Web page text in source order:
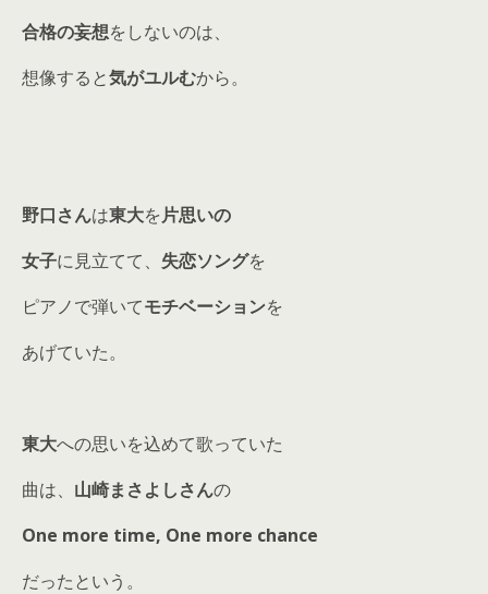
合格の妄想をしないのは、
想像すると気がユルむから。
野口さんは東大を片思いの
女子に見立てて、 失恋ソングを
ピアノで弾いてモチベーションを
あげていた。
東大への思いを込めて歌っていた
曲は、 山崎まさよしさんの
One more time, One more chance
だったという。